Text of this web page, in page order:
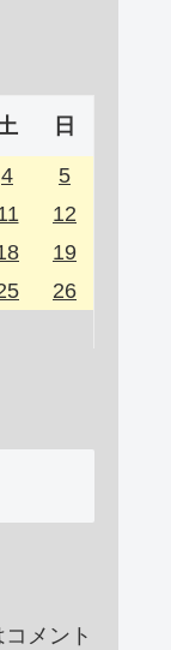
土 日
4
5
12
19
26
メント